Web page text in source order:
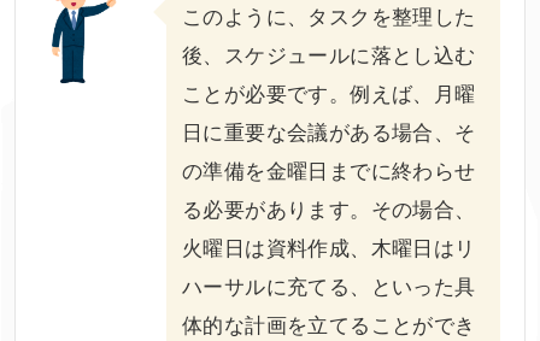
このように、タスクを整理した
後、スケジュールに落とし込む
ことが必要です。例えば、月曜
日に重要な会議がある場合、そ
の準備を金曜日までに終わらせ
る必要があります。その場合、
火曜日は資料作成、木曜日はリ
ハーサルに充てる、といった具
体的な計画を立てることができ